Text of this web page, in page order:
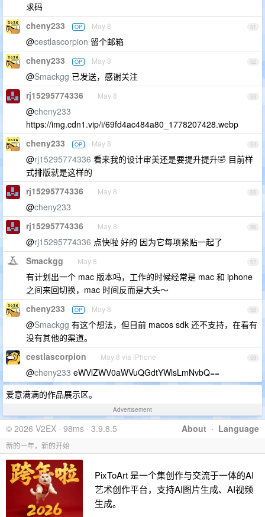
求码
51
cheny233 OP May 8
@cestlascorpion 留个邮箱
52
cheny233 OP May 8
@Smackgg 已发送，感谢关注
53
rj15295774336 May 8
@cheny233
https://img.cdn1.vip/i/69fd4ac484a80_1778207428.webp
54
cheny233 OP May 8
@rj15295774336 看来我的设计审美还是要提升提升🤣 目前样
式排版就是这样的
55
rj15295774336 May 8
@cheny233
56
rj15295774336 May 8
@rj15295774336 点快啦 好的 因为它每项紧贴一起了
57
Smackgg May 8
有计划出一个 mac 版本吗，工作的时候经常是 mac 和 iphone
之间来回切换，mac 时间反而是大头～
58
cheny233 OP May 8
@Smackgg 有这个想法，但目前 macos sdk 还不支持，在看有
没有其他的渠道。
59
cestlascorpion May 8 via iPhone
@cheny233 eWVlZWV0aWVuQGdtYWlsLmNvbQ==
爱意满满的作品展示区。
Advertisement
About · Language
© 2026 V2EX · 98ms · 3.9.8.5
新的一年，新的开始
PixToArt 是一个集创作与交流于一体的AI
艺术创作平台，支持AI图片生成、AI视频
生成。